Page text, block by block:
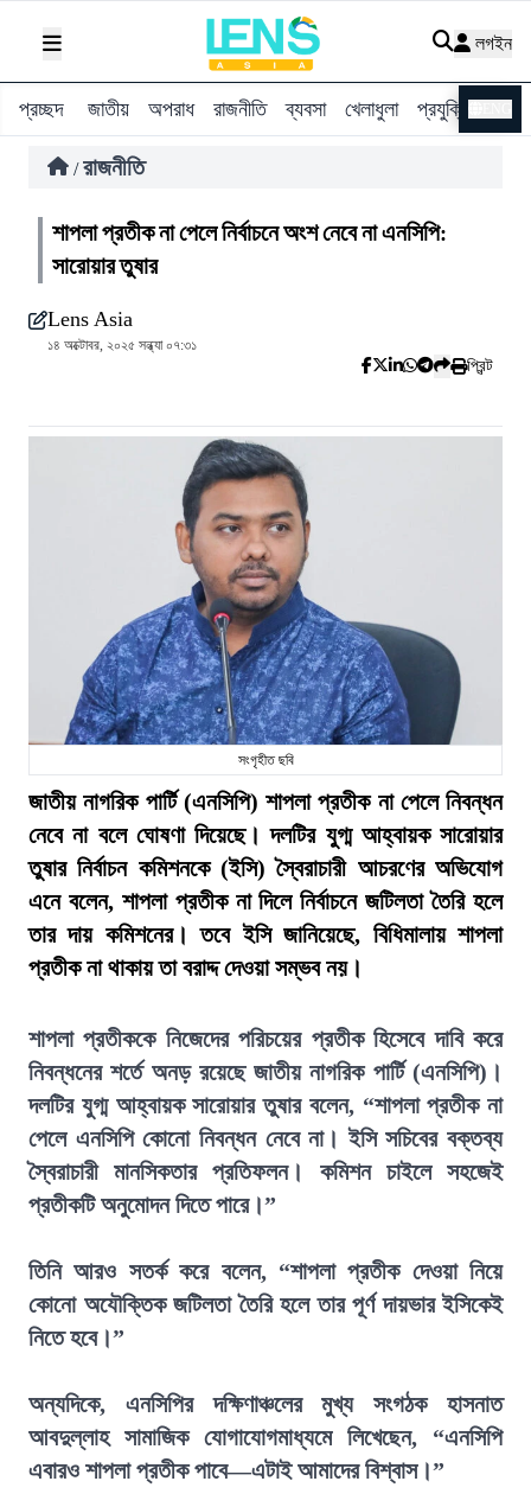
লগইন
প্রচ্ছদ জাতীয় অপরাধ রাজনীতি ব্যবসা খেলাধুলা প্রযুক্তি
/ রাজনীতি
শাপলা প্রতীক না পেলে নির্বাচনে অংশ নেবে না এনসিপি:
সারোয়ার তুষার
Lens Asia
১৪ অক্টোবর, ২০২৫ সন্ধ্যা ০৭:৩১
প্রিন্ট
সংগৃহীত ছবি
জাতীয় নাগরিক পার্টি (এনসিপি) শাপলা প্রতীক না পেলে নিবন্ধন
নেবে না বলে ঘোষণা দিয়েছে। দলটির যুগ্ম আহ্বায়ক সারোয়ার
তুষার নির্বাচন কমিশনকে (ইসি) স্বৈরাচারী আচরণের অভিযোগ
এনে বলেন, শাপলা প্রতীক না দিলে নির্বাচনে জটিলতা তৈরি হলে
তার দায় কমিশনের। তবে ইসি জানিয়েছে, বিধিমালায় শাপলা
প্রতীক না থাকায় তা বরাদ্দ দেওয়া সম্ভব নয়।
শাপলা প্রতীককে নিজেদের পরিচয়ের প্রতীক হিসেবে দাবি করে
নিবন্ধনের শর্তে অনড় রয়েছে জাতীয় নাগরিক পার্টি (এনসিপি)।
দলটির যুগ্ম আহ্বায়ক সারোয়ার তুষার বলেন, “শাপলা প্রতীক না
পেলে এনসিপি কোনো নিবন্ধন নেবে না। ইসি সচিবের বক্তব্য
স্বৈরাচারী মানসিকতার প্রতিফলন। কমিশন চাইলে সহজেই
প্রতীকটি অনুমোদন দিতে পারে।”
তিনি আরও সতর্ক করে বলেন, “শাপলা প্রতীক দেওয়া নিয়ে
কোনো অযৌক্তিক জটিলতা তৈরি হলে তার পূর্ণ দায়ভার ইসিকেই
নিতে হবে।”
অন্যদিকে, এনসিপির দক্ষিণাঞ্চলের মুখ্য সংগঠক হাসনাত
আবদুল্লাহ সামাজিক যোগাযোগমাধ্যমে লিখেছেন, “এনসিপি
এবারও শাপলা প্রতীক পাবে—এটাই আমাদের বিশ্বাস।”